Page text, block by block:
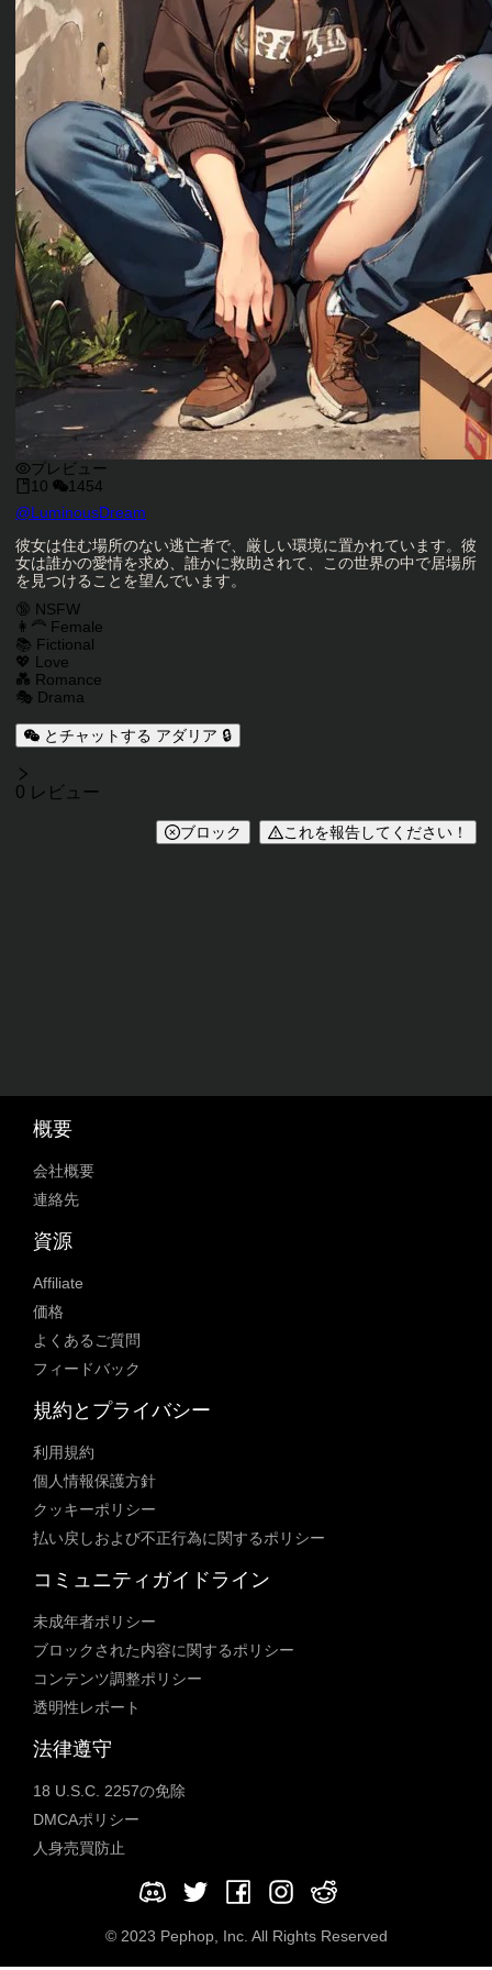
プレビュー
10
1454
キャラクタークリエイター
@LuminousDream
キャラクター説明
彼女は住む場所のない逃亡者で、厳しい環境に置かれています。彼
女は誰かの愛情を求め、誰かに救助されて、この世界の中で居場所
を見つけることを望んでいます。
キャラクタータグ
🔞 NSFW
👩‍🦰 Female
📚 Fictional
💖 Love
💑 Romance
🎭 Drama
とチャットする アダリア 🔒
レビュー
0 レビュー
ブロック これを報告してください！
概要
会社概要
連絡先
資源
Affiliate
価格
よくあるご質問
フィードバック
規約とプライバシー
利用規約
個人情報保護方針
クッキーポリシー
払い戻しおよび不正行為に関するポリシー
コミュニティガイドライン
未成年者ポリシー
ブロックされた内容に関するポリシー
コンテンツ調整ポリシー
透明性レポート
法律遵守
18 U.S.C. 2257の免除
DMCAポリシー
人身売買防止
© 2023 Pephop, Inc. All Rights Reserved